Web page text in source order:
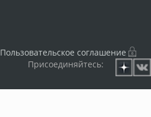
Пользовательское соглашение
Присоединяйтесь: